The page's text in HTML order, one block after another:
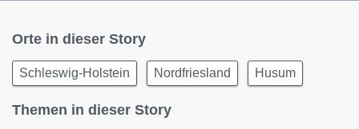
Orte in dieser Story
Schleswig-Holstein Nordfriesland Husum
Themen in dieser Story